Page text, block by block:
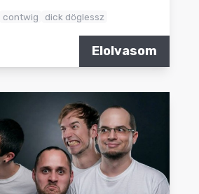
contwig dick döglessz
Elolvasom